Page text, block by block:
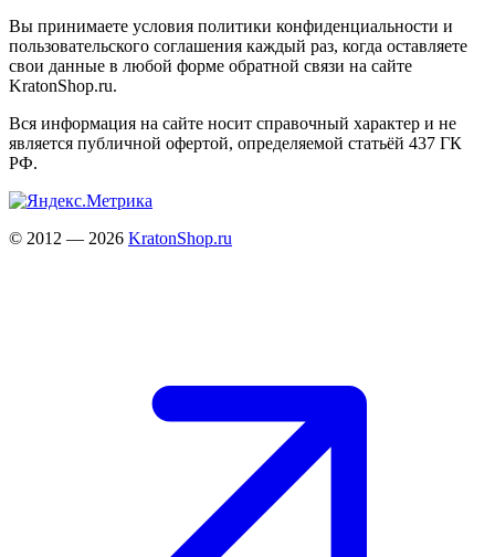
Вы принимаете условия политики конфиденциальности и
пользовательского соглашения каждый раз, когда оставляете
свои данные в любой форме обратной связи на сайте
KratonShop.ru.
Вся информация на сайте носит справочный характер и не
является публичной офертой, определяемой статьёй 437 ГК
РФ.
© 2012 — 2026 KratonShop.ru